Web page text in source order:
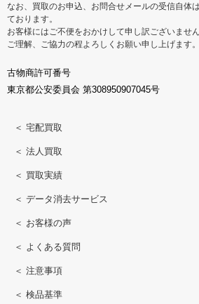
なお、買取のお申込、お問合せメールの受信自体
ております。
お客様にはご不便をおかけして申し訳ございません
ご理解、ご協力の程よろしくお願い申し上げます。
古物商許可番号
東京都公安委員会 第308950907045号
＜ 宅配買取
＜ 法人買取
＜ 買取実績
＜ データ消去サービス
＜ お客様の声
＜ よくある質問
＜ 注意事項
＜ 検品基準